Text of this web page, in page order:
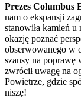
Prezes Columbus
nam o ekspansji
stanowiła kamień
okazję poznać
obserwowanego w
szansy na
zwrócił uwagę na
Powietrze, gdzie
niszę!